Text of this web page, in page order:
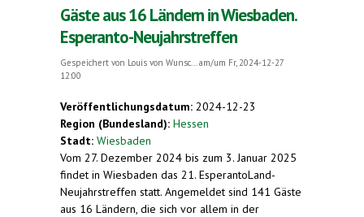
Gäste aus 16 Ländern in Wiesbaden.
Esperanto-Neujahrstreffen
Gespeichert von Louis von Wunsc...
am/um Fr, 2024-12-27
12:00
Veröffentlichungsdatum: 2024-12-23
Region (Bundesland): Hessen
Stadt: Wiesbaden
Vom 27. Dezember 2024 bis zum 3. Januar 2025
findet in Wiesbaden das 21. EsperantoLand-
Neujahrstreffen statt. Angemeldet sind 141 Gäste
aus 16 Ländern, die sich vor allem in der